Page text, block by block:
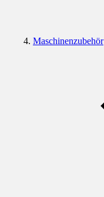
Maschinenzubehör